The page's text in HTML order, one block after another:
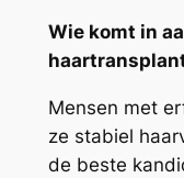
Wie komt in
Mensen met
ze stabiel
de beste